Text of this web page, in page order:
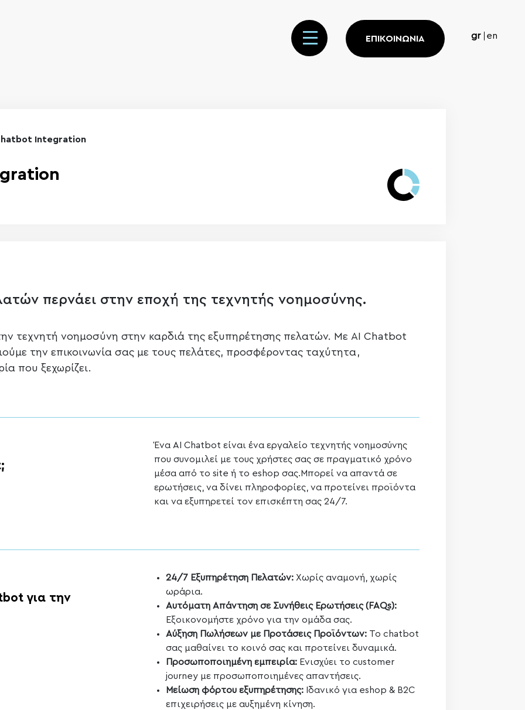
gr en
ΕΠΙΚΟΙΝΩΝΙΑ
Integration
περνάει στην εποχή της τεχνητής νοημοσύνης.
τεχνητή νοημοσύνη στην καρδιά της εξυπηρέτησης πελατών. Με AI Chatbot
την επικοινωνία σας με τους πελάτες, προσφέροντας ταχύτητα,
που ξεχωρίζει.
Ένα AI Chatbot είναι ένα εργαλείο τεχνητής νοημοσύνης
που συνομιλεί με τους χρήστες σας σε πραγματικό χρόνο
μέσα από το site ή το eshop σας.Μπορεί να απαντά σε
ερωτήσεις, να δίνει πληροφορίες, να προτείνει προϊόντα
και να εξυπηρετεί τον επισκέπτη σας 24/7.
για την
24/7 Εξυπηρέτηση Πελατών: Χωρίς αναμονή, χωρίς
ωράρια.
Αυτόματη Απάντηση σε Συνήθεις Ερωτήσεις (FAQs):
Εξοικονομήστε χρόνο για την ομάδα σας.
Αύξηση Πωλήσεων με Προτάσεις Προϊόντων: Το chatbot
σας μαθαίνει το κοινό σας και προτείνει δυναμικά.
Προσωποποιημένη εμπειρία: Ενισχύει το customer
journey με προσωποποιημένες απαντήσεις.
Μείωση φόρτου εξυπηρέτησης: Ιδανικό για eshop & B2C
επιχειρήσεις με αυξημένη κίνηση.